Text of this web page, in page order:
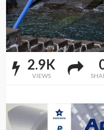
2.9K
VIEWS